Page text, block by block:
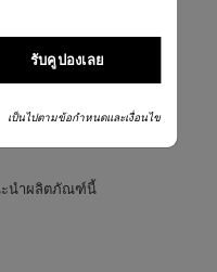
รับคูปองเลย
เป็นไปตามข้อกำหนดและเงื่อนไข
นะนำผลิตภัณฑ์นี้